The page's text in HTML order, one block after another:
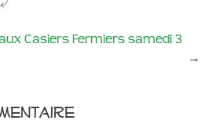
Casiers Fermiers samedi 3
→